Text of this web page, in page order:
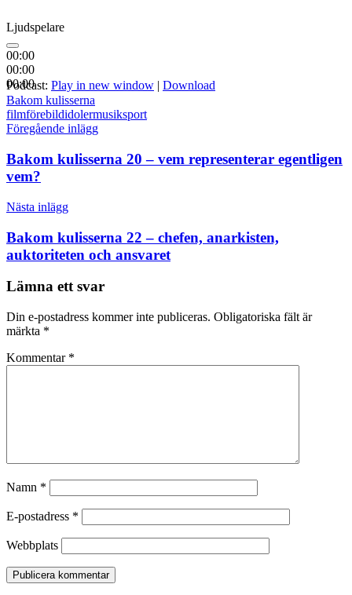
Ljudspelare
00:00
00:00
00:00
Podcast: Play in new window | Download
Bakom kulisserna
filmförebildidolermusiksport
Inläggsnavigering
Föregående inlägg
Bakom kulisserna 20 – vem representerar egentligen
vem?
Nästa inlägg
Bakom kulisserna 22 – chefen, anarkisten,
auktoriteten och ansvaret
Lämna ett svar
Din e-postadress kommer inte publiceras. Obligatoriska fält är
märkta *
Kommentar *
Namn *
E-postadress *
Webbplats